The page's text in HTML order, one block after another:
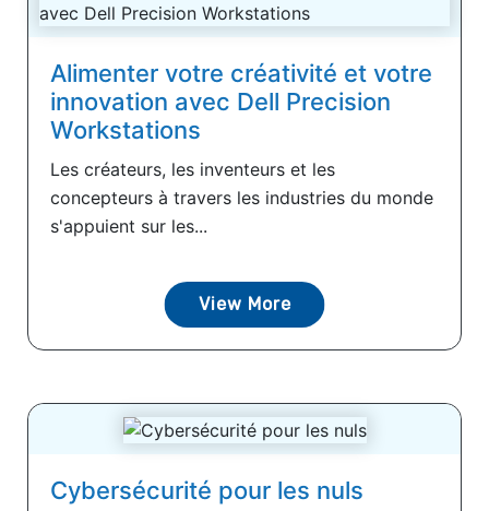
Alimenter votre créativité et votre
innovation avec Dell Precision
Workstations
Les créateurs, les inventeurs et les
concepteurs à travers les industries du monde
s'appuient sur les...
View More
Cybersécurité pour les nuls